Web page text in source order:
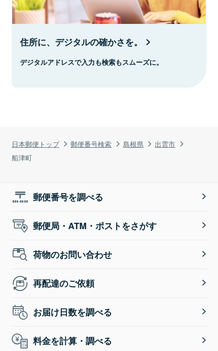
日本郵便トップ 郵便番号検索 島根県
出雲市
船津町
住所に、デジタルの確かさを。
デジタルアドレスで入力も検索もスムーズに。
郵便番号を調べる
郵便局・ATM・ポストをさがす
荷物のお問い合わせ
再配達のご依頼
お届け日数を調べる
料金を計算・調べる